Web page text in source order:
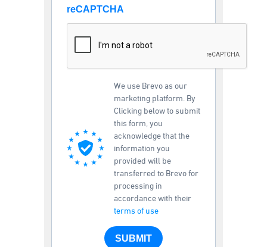
reCAPTCHA
We use Brevo as our
marketing platform. By
Clicking below to submit
this form, you
acknowledge that the
information you
provided will be
transferred to Brevo for
processing in
accordance with their
terms of use
SUBMIT